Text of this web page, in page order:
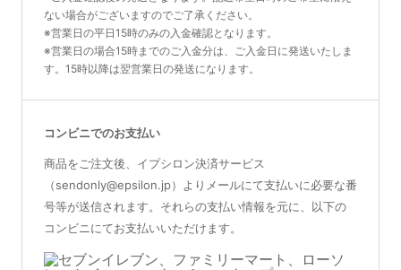
ない場合がございますのでご了承ください。
※営業日の平日15時のみの入金確認となります。
※営業日の場合15時までのご入金分は、ご入金日に発送いたしま
す。15時以降は翌営業日の発送になります。
コンビニでのお支払い
商品をご注文後、イプシロン決済サービス
（sendonly@epsilon.jp）よりメールにて支払いに必要な番
号等が送信されます。それらの支払い情報を元に、以下の
コンビニにてお支払いいただけます。